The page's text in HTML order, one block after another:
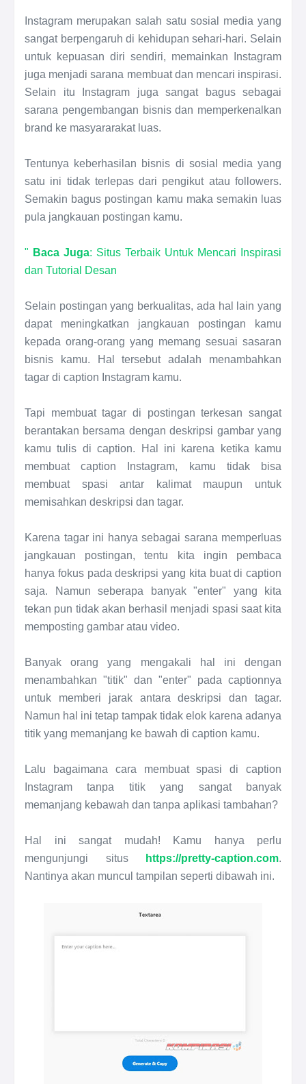
Instagram merupakan salah satu sosial media yang
sangat berpengaruh di kehidupan sehari-hari. Selain
untuk kepuasan diri sendiri, memainkan Instagram
juga menjadi sarana membuat dan mencari inspirasi.
Selain itu Instagram juga sangat bagus sebagai
sarana pengembangan bisnis dan memperkenalkan
brand ke masyararakat luas.
Tentunya keberhasilan bisnis di sosial media yang
satu ini tidak terlepas dari pengikut atau followers.
Semakin bagus postingan kamu maka semakin luas
pula jangkauan postingan kamu.
" Baca Juga: Situs Terbaik Untuk Mencari Inspirasi
dan Tutorial Desan
Selain postingan yang berkualitas, ada hal lain yang
dapat meningkatkan jangkauan postingan kamu
kepada orang-orang yang memang sesuai sasaran
bisnis kamu. Hal tersebut adalah menambahkan
tagar di caption Instagram kamu.
Tapi membuat tagar di postingan terkesan sangat
berantakan bersama dengan deskripsi gambar yang
kamu tulis di caption. Hal ini karena ketika kamu
membuat caption Instagram, kamu tidak bisa
membuat spasi antar kalimat maupun untuk
memisahkan deskripsi dan tagar.
Karena tagar ini hanya sebagai sarana memperluas
jangkauan postingan, tentu kita ingin pembaca
hanya fokus pada deskripsi yang kita buat di caption
saja. Namun seberapa banyak "enter" yang kita
tekan pun tidak akan berhasil menjadi spasi saat kita
memposting gambar atau video.
Banyak orang yang mengakali hal ini dengan
menambahkan "titik" dan "enter" pada captionnya
untuk memberi jarak antara deskripsi dan tagar.
Namun hal ini tetap tampak tidak elok karena adanya
titik yang memanjang ke bawah di caption kamu.
Lalu bagaimana cara membuat spasi di caption
Instagram tanpa titik yang sangat banyak
memanjang kebawah dan tanpa aplikasi tambahan?
Hal ini sangat mudah! Kamu hanya perlu
mengunjungi situs
https://pretty-caption.com.
Nantinya akan muncul tampilan seperti dibawah ini.